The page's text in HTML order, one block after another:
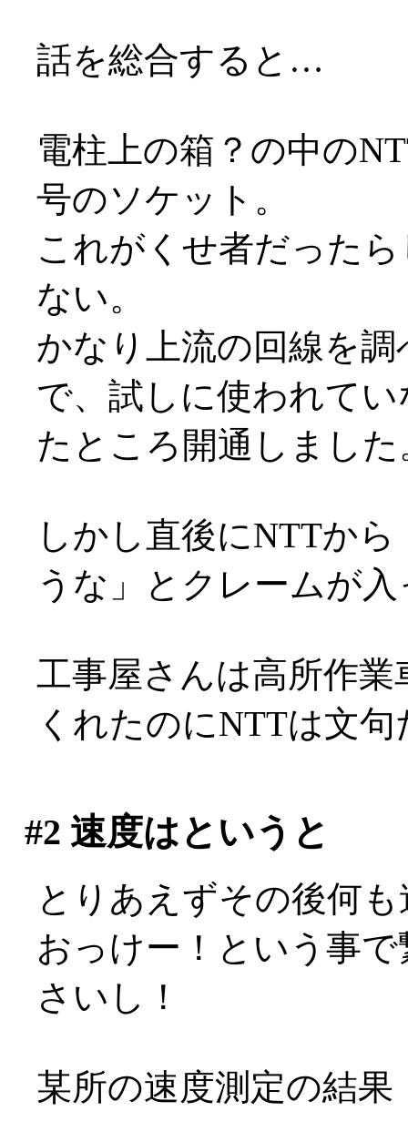
話を総合すると…
電柱上の箱？の中の
号のソケット。
これがくせ者だった
ない。
かなり上流の回線を
で、試しに使われて
たところ開通しました
しかし直後にNTTか
うな」とクレームが
工事屋さんは高所作
くれたのにNTTは文
#2 速度はというと
とりあえずその後何
おっけー！という事
さいし！
某所の速度測定の結果